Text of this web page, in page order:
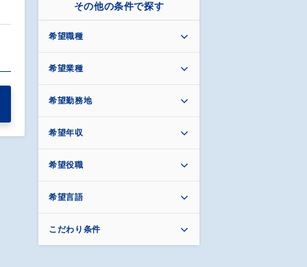
その他の条件で探す
希望職種
希望業種
希望勤務地
希望年収
希望役職
希望言語
こだわり条件